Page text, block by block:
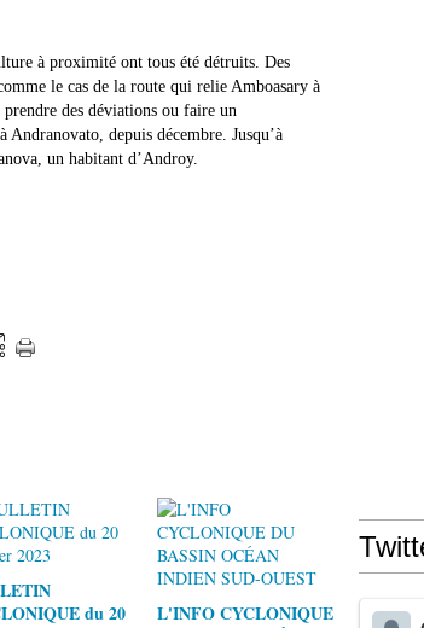
à proximité ont tous été détruits. Des
le cas de la route qui relie Amboasary à
des déviations ou faire un
depuis décembre. Jusqu’à
un habitant d’Androy.
du 20
L'INFO CYCLONIQUE